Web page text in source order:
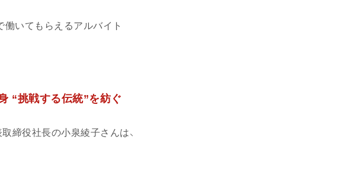
働いてもらえるアルバイト
“挑戦する伝統”を紡ぐ
締役社長の小泉綾子さんは、